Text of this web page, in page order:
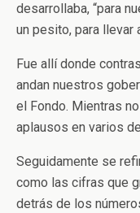
desarrollaba, “para
un pesito, para llevar
Fue allí donde
andan nuestros
el Fondo. Mientras
aplausos en varios
Seguidamente se
como las cifras que
detrás de los